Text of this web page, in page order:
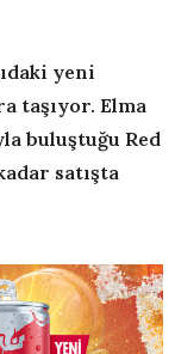
yeni
taşıyor. Elma
buluştuğu Red
satışta